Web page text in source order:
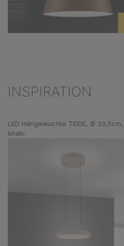
Produktgalerie überspringen
INSPIRATION
LED Hängeleuchte TEIDE, Ø 33,5cm,
khaki